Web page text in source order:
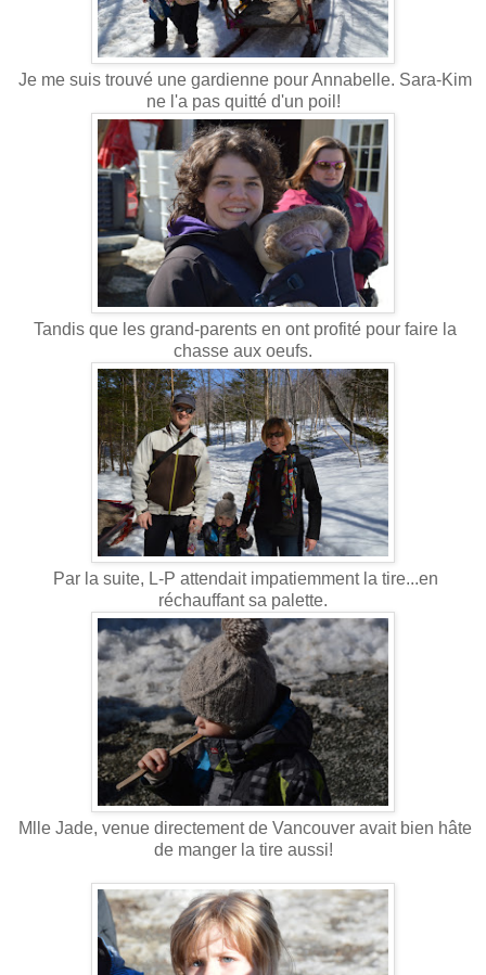
Je me suis trouvé une gardienne pour Annabelle. Sara-Kim
ne l'a pas quitté d'un poil!
Tandis que les grand-parents en ont profité pour faire la
chasse aux oeufs.
Par la suite, L-P attendait impatiemment la tire...en
réchauffant sa palette.
Mlle Jade, venue directement de Vancouver avait bien hâte
de manger la tire aussi!